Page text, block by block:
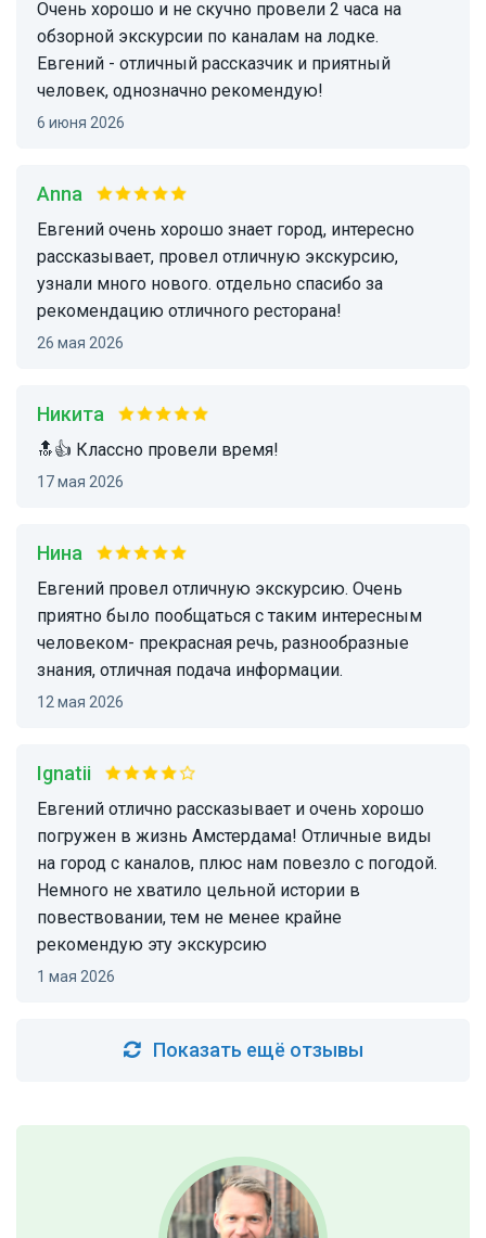
Очень хорошо и не скучно провели 2 часа на
обзорной экскурсии по каналам на лодке.
Евгений - отличный рассказчик и приятный
человек, однозначно рекомендую!
6 июня 2026
Anna
Евгений очень хорошо знает город, интересно
рассказывает, провел отличную экскурсию,
узнали много нового. отдельно спасибо за
рекомендацию отличного ресторана!
26 мая 2026
Никита
🔝👍 Классно провели время!
17 мая 2026
Нина
Евгений провел отличную экскурсию. Очень
приятно было пообщаться с таким интересным
человеком- прекрасная речь, разнообразные
знания, отличная подача информации.
12 мая 2026
Ignatii
Евгений отлично рассказывает и очень хорошо
погружен в жизнь Амстердама! Отличные виды
на город с каналов, плюс нам повезло с погодой.
Немного не хватило цельной истории в
повествовании, тем не менее крайне
рекомендую эту экскурсию
1 мая 2026
Показать ещё отзывы